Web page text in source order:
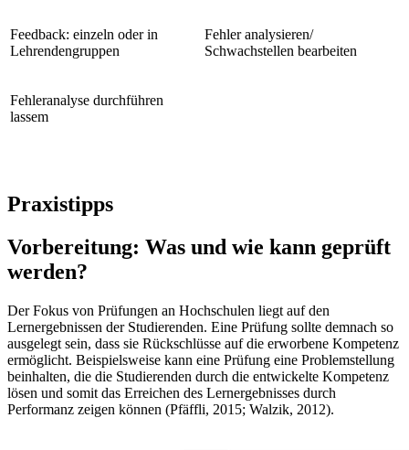
Feedback: einzeln oder in
Lehrendengruppen
Fehler analysieren/
Schwachstellen bearbeiten
Fehleranalyse durchführen
lassem
Praxistipps
Vorbereitung: Was und wie kann geprüft
werden?
Der Fokus von Prüfungen an Hochschulen liegt auf den
Lernergebnissen der Studierenden. Eine Prüfung sollte demnach so
ausgelegt sein, dass sie Rückschlüsse auf die erworbene Kompetenz
ermöglicht. Beispielsweise kann eine Prüfung eine Problemstellung
beinhalten, die die Studierenden durch die entwickelte Kompetenz
lösen und somit das Erreichen des Lernergebnisses durch
Performanz zeigen können (Pfäffli, 2015; Walzik, 2012).